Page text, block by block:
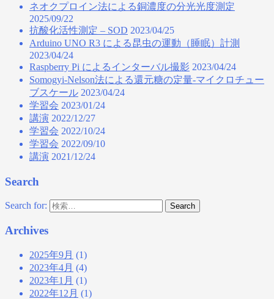
ネオクプロイン法による銅濃度の分光光度測定
2025/09/22
抗酸化活性測定 – SOD 2023/04/25
Arduino UNO R3 による昆虫の運動（睡眠）計測
2023/04/24
Raspberry Pi によるインターバル撮影 2023/04/24
Somogyi-Nelson法による還元糖の定量‐マイクロチュー
ブスケール 2023/04/24
学習会 2023/01/24
講演 2022/12/27
学習会 2022/10/24
学習会 2022/09/10
講演 2021/12/24
Search
Search for: Search
Archives
2025年9月 (1)
2023年4月 (4)
2023年1月 (1)
2022年12月 (1)